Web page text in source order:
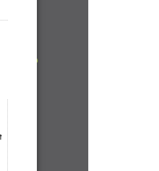
?
!